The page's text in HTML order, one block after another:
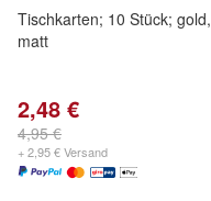
Tischkarten; 10 Stück; gold,
matt
2,48 €
4,95 €
+ 2,95 € Versand